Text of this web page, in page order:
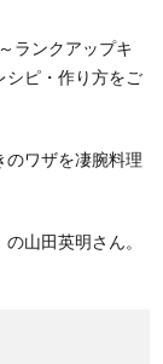
ランクアップキ
シピ・作り方をご
のワザを凄腕料理
山田英明さん。